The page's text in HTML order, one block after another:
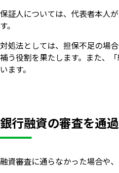
保証人については、代表者本人
す。
対処法としては、担保不足の場
補う役割を果たします。また、
います。
銀行融資の審査を通
融資審査に通らなかった場合や